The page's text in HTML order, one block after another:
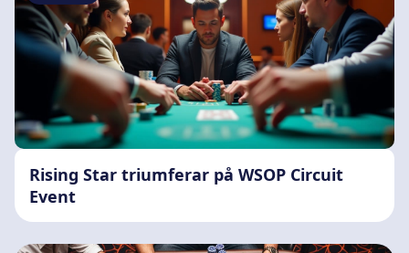
Rising Star triumferar på WSOP Circuit
Event